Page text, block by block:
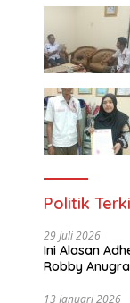
Politik
29 Juli 2026
Ini Alasan
Robby
13 Januari 2026